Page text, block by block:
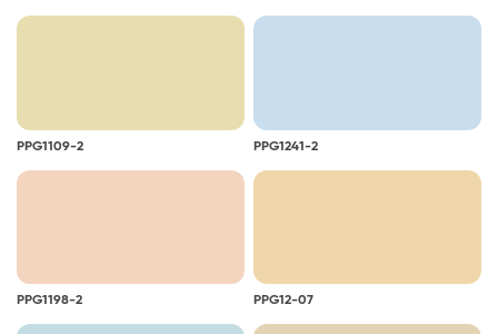
PPG1109-2 PPG1241-2
PPG1198-2 PPG12-07